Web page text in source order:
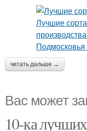
читать дальше →
Вас может
10-ка